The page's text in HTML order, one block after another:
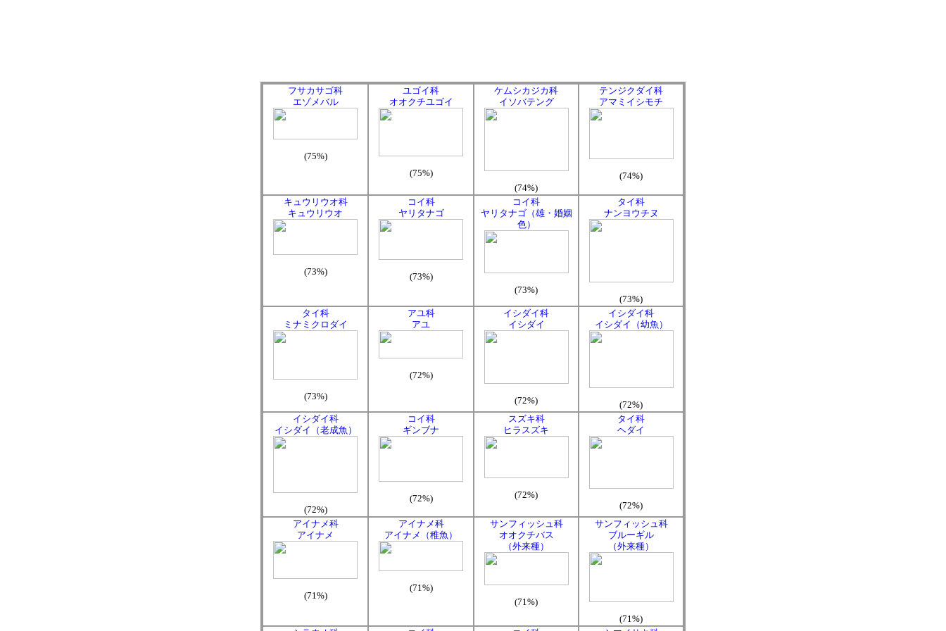
フサカサゴ科
エゾメバル
(75%)
ユゴイ科
オオクチユゴイ
(75%)
ケムシカジカ科
イソバテング
(74%)
テンジクダイ科
アマミイシモチ
(74%)
キュウリウオ科
キュウリウオ
(73%)
コイ科
ヤリタナゴ
(73%)
コイ科
ヤリタナゴ（雄・婚姻
色）
(73%)
タイ科
ナンヨウチヌ
(73%)
タイ科
ミナミクロダイ
(73%)
アユ科
アユ
(72%)
イシダイ科
イシダイ
(72%)
イシダイ科
イシダイ（幼魚）
(72%)
イシダイ科
イシダイ（老成魚）
(72%)
コイ科
ギンブナ
(72%)
スズキ科
ヒラスズキ
(72%)
タイ科
ヘダイ
(72%)
アイナメ科
アイナメ
(71%)
アイナメ科
アイナメ（稚魚）
(71%)
サンフィッシュ科
オオクチバス
（外来種）
(71%)
サンフィッシュ科
ブルーギル
（外来種）
(71%)